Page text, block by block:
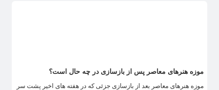
موزه هنرهای معاصر پس از بازسازی در چه حال است؟
موزه هنرهای معاصر بعد از بازسازی جزئی که در هفته های اخیر پشت سر